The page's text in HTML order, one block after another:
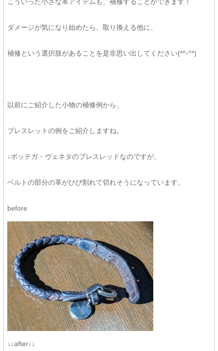
ダメージが気になり始めたら、取り換える他に、
補修という選択肢があることを是非思い出してください(*^-^*)
以前にご紹介した小物の補修例から、
ブレスレットの例をご紹介しますね。
↓ボッテガ・ヴェネタのブレスレッドなのですが、
ベルトの部分の革がひび割れて切れそうになっています。
before
↓↓after↓↓